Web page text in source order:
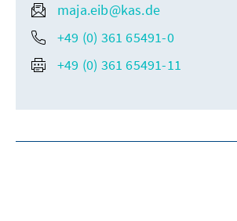
maja.eib@kas.de
+49 (0) 361 65491-0
+49 (0) 361 65491-11